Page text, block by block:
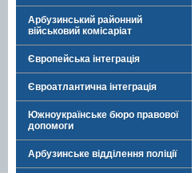
Арбузинський районний
військовий комісаріат
Європейська інтеграція
Євроатлантична інтеграція
Южноукраїнське бюро правової
допомоги
Арбузинське відділення поліції